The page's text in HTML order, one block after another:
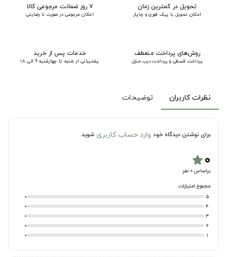
تحویل در کمترین زمان
امکان تحویل با پیک فوری و چاپار
۷ روز ضمانت مرجوعی کالا
امکان مرجوعی در صورت نا رضایتی
روش‌های پرداخت منعطف
پرداخت قسطی و پرداخت درب منزل
خدمات پس از خرید
پشتیبانی از شنبه تا چهارشنبه 9 الی 18
نظرات کاربران توضیحات
برای نوشتن دیدگاه خود وارد حساب کاربری شوید.
۰star
براساس 0 نفر
مجموع امتیازات
5
0
4
0
3
0
2
0
1
0